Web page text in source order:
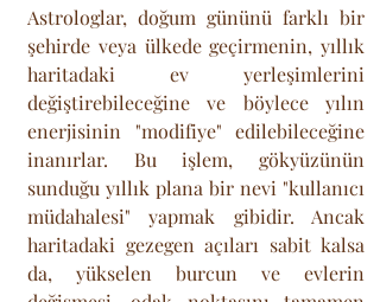
Astrologlar, doğum gününü farklı bir
şehirde veya ülkede geçirmenin, yıllık
haritadaki ev yerleşimlerini
değiştirebileceğine ve böylece yılın
enerjisinin "modifiye" edilebileceğine
inanırlar. Bu işlem, gökyüzünün
sunduğu yıllık plana bir nevi "kullanıcı
müdahalesi" yapmak gibidir. Ancak
haritadaki gezegen açıları sabit kalsa
da, yükselen burcun ve evlerin